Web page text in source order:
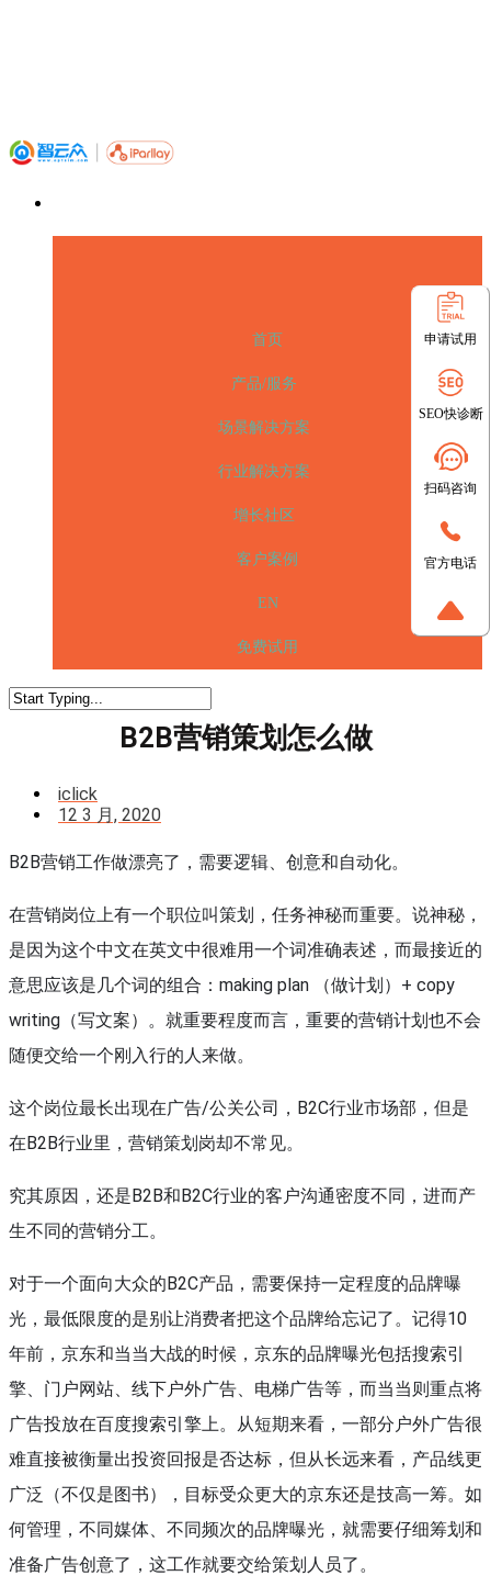
首页
产品/服务
场景解决方案
行业解决方案
增长社区
客户案例
EN
免费试用
B2B营销策划怎么做
iclick
12 3 月, 2020
B2B营销工作做漂亮了，需要逻辑、创意和自动化。
在营销岗位上有一个职位叫策划，任务神秘而重要。说神秘，
是因为这个中文在英文中很难用一个词准确表述，而最接近的
意思应该是几个词的组合：making plan （做计划）+ copy
writing（写文案）。就重要程度而言，重要的营销计划也不会
随便交给一个刚入行的人来做。
这个岗位最长出现在广告/公关公司，B2C行业市场部，但是
在B2B行业里，营销策划岗却不常见。
究其原因，还是B2B和B2C行业的客户沟通密度不同，进而产
生不同的营销分工。
对于一个面向大众的B2C产品，需要保持一定程度的品牌曝
光，最低限度的是别让消费者把这个品牌给忘记了。记得10
年前，京东和当当大战的时候，京东的品牌曝光包括搜索引
擎、门户网站、线下户外广告、电梯广告等，而当当则重点将
广告投放在百度搜索引擎上。从短期来看，一部分户外广告很
难直接被衡量出投资回报是否达标，但从长远来看，产品线更
广泛（不仅是图书），目标受众更大的京东还是技高一筹。如
何管理，不同媒体、不同频次的品牌曝光，就需要仔细筹划和
准备广告创意了，这工作就要交给策划人员了。
申请试用
SEO快诊断
扫码咨询
官方电话